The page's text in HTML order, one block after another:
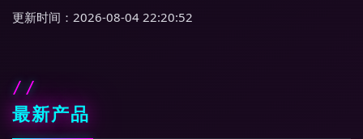
更新时间：2026-08-04 22:20:52
最新产品